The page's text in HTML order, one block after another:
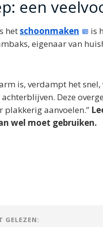
een
hetschoonmaken
is
eigenaar van
is, verdampt het
Deze
plakkerig aanvoelen.”
wel moet gebruiken.
GELEZEN: